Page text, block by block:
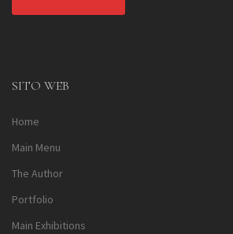
SITO WEB
Home
Main Menu
The Author
Portfolio
Main Exhibitions